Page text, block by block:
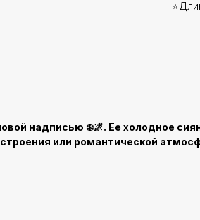
надписью ❄️🌌. Ее холодное
или романтической